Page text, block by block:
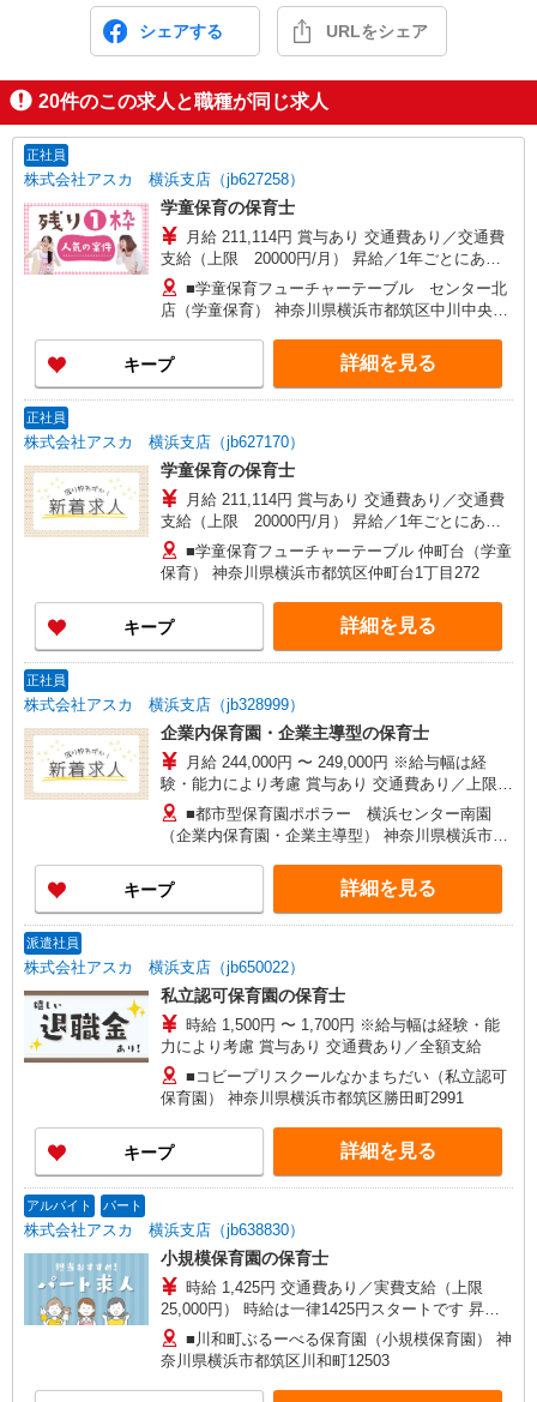
シェアする URLをシェア
20件のこの求人と職種が同じ求人
正社員
株式会社アスカ 横浜支店（jb627258）
学童保育の保育士
月給 211,114円 賞与あり 交通費あり／交通費
支給（上限 20000円/月） 昇給／1年ごとにあり
ます 経験を考慮します
■学童保育フューチャーテーブル センター北
店（学童保育） 神奈川県横浜市都筑区中川中央1
キープ 詳細を見る
正社員
株式会社アスカ 横浜支店（jb627170）
学童保育の保育士
月給 211,114円 賞与あり 交通費あり／交通費
支給（上限 20000円/月） 昇給／1年ごとにあり
ます■学童保育フューチャーテーブル 仲町台（学童
保育） 神奈川県横浜市都筑区仲町台1丁目272
キープ 詳細を見る
正社員
株式会社アスカ 横浜支店（jb328999）
企業内保育園・企業主導型の保育士
月給 244,000円 〜 249,000円 ※給与幅は経
験・能力により考慮 賞与あり 交通費あり／上限
22,000円/月 年間休日が選べます！（108日or122
日） ※休日数によって月給が変わります
■都市型保育園ポポラー 横浜センター南園
（企業内保育園・企業主導型） 神奈川県横浜市都
キープ 詳細を見る
派遣社員
株式会社アスカ 横浜支店（jb650022）
私立認可保育園の保育士
時給 1,500円 〜 1,700円 ※給与幅は経験・能
力により考慮 賞与あり 交通費あり／全額支給
■コビープリスクールなかまちだい（私立認可
保育園） 神奈川県横浜市都筑区勝田町2991
キープ 詳細を見る
アルバイト パート
株式会社アスカ 横浜支店（jb638830）
小規模保育園の保育士
時給 1,425円 交通費あり／実費支給（上限
25,000円） 時給は一律1425円スタートです 昇給
／年1回
■川和町ぶるーべる保育園（小規模保育園） 神
奈川県横浜市都筑区川和町12503